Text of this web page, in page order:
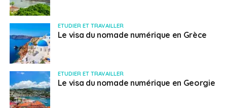
ETUDIER ET TRAVAILLER
Le visa du nomade numérique en Grèce
ETUDIER ET TRAVAILLER
Le visa du nomade numérique en Georgie